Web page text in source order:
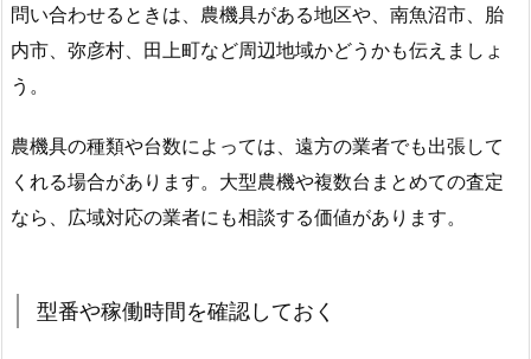
問い合わせるときは、農機具がある地区や、南魚沼市、胎
内市、弥彦村、田上町など周辺地域かどうかも伝えましょ
う。
農機具の種類や台数によっては、遠方の業者でも出張して
くれる場合があります。大型農機や複数台まとめての査定
なら、広域対応の業者にも相談する価値があります。
型番や稼働時間を確認しておく